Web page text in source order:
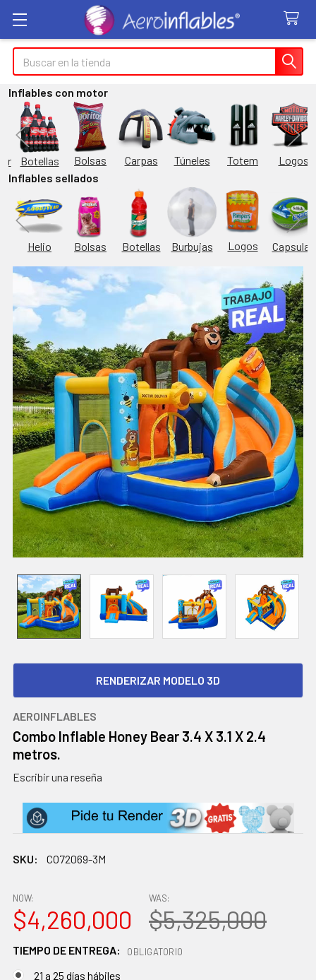
Buscar
Inflables con motor
Botellas Bolsas Carpas Túneles Totem
Logos
Inflables sellados
Helio Bolsas Botellas Burbujas Logos Capsulas
AEROINFLABLES
Combo Inflable Honey Bear 3.4 X 3.1 X 2.4
metros.
Escribir una reseña
SKU: CO72069-3M
RENDERIZAR MODELO 3D
NOW:
$4,260,000
WAS:
$5,325,000
TIEMPO DE ENTREGA: OBLIGATORIO
21 a 25 días hábiles